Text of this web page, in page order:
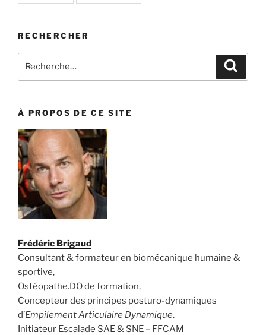
RECHERCHER
pour
À PROPOS DE CE SITE
Frédéric Brigaud
Consultant & formateur en biomécanique humaine &
sportive,
Ostéopathe.DO de formation,
Concepteur des principes posturo-dynamiques
d’Empilement Articulaire Dynamique.
Initiateur Escalade SAE & SNE – FFCAM